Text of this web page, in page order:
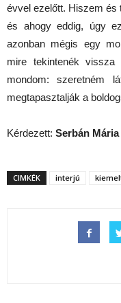
évvel ezelőtt. Hiszem és
és ahogy eddig, úgy
azonban mégis egy
mire tekintenék
mondom: szeretném
megtapasztalják a
Kérdezett: Serbán Mária
CIMKÉK interjú